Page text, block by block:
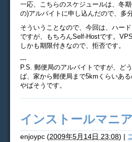
一応、こちらのスケジュールは、冬
の)アルバイトに申し込んだので、多
そういうことなので、今回は、ハー
ですが、もちろんSelf-Hostです。
しかも期限付きなので、拒否です。
---
P.S. 郵便局のアルバイトですが、ど
ば、家から郵便局まで5kmくらいあ
やばそうです。
インストールマニ
enjoypc (2009年5月14日 23:08) |